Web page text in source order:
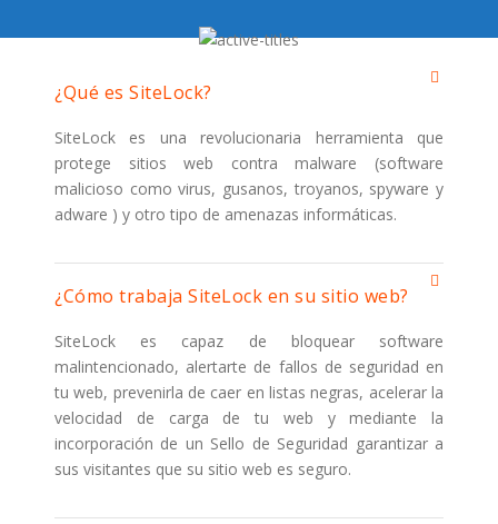
¿Qué es SiteLock?
SiteLock es una revolucionaria herramienta que
protege sitios web contra malware (software
malicioso como virus, gusanos, troyanos, spyware y
adware ) y otro tipo de amenazas informáticas.
¿Cómo trabaja SiteLock en su sitio web?
SiteLock es capaz de bloquear software
malintencionado, alertarte de fallos de seguridad en
tu web, prevenirla de caer en listas negras, acelerar la
velocidad de carga de tu web y mediante la
incorporación de un Sello de Seguridad garantizar a
sus visitantes que su sitio web es seguro.